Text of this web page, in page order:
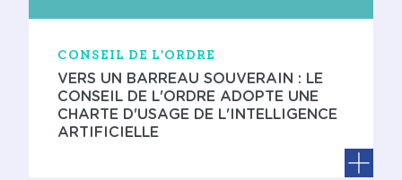
CONSEIL DE L'ORDRE
VERS UN BARREAU SOUVERAIN : LE
CONSEIL DE L'ORDRE ADOPTE UNE
CHARTE D'USAGE DE L'INTELLIGENCE
ARTIFICIELLE